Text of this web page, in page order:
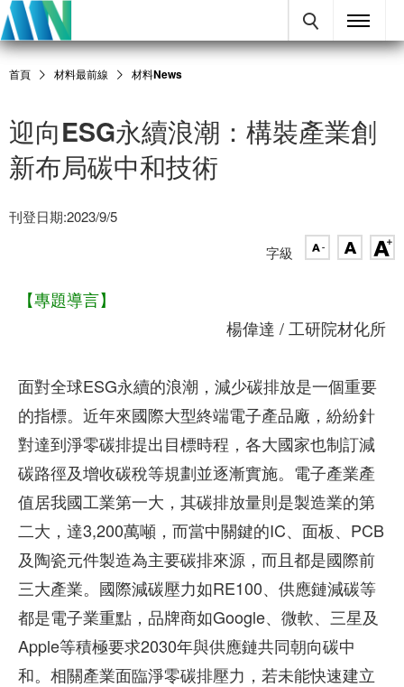
首頁 材料最前線 材料News
迎向ESG永續浪潮：構裝產業創
新布局碳中和技術
刊登日期:2023/9/5
字級
【專題導言】
楊偉達 / 工研院材化所
面對全球ESG永續的浪潮，減少碳排放是一個重要
的指標。近年來國際大型終端電子產品廠，紛紛針
對達到淨零碳排提出目標時程，各大國家也制訂減
碳路徑及增收碳稅等規劃並逐漸實施。電子產業產
值居我國工業第一大，其碳排放量則是製造業的第
二大，達3,200萬噸，而當中關鍵的IC、面板、PCB
及陶瓷元件製造為主要碳排來源，而且都是國際前
三大產業。國際減碳壓力如RE100、供應鏈減碳等
都是電子業重點，品牌商如Google、微軟、三星及
Apple等積極要求2030年與供應鏈共同朝向碳中
和。相關產業面臨淨零碳排壓力，若未能快速建立